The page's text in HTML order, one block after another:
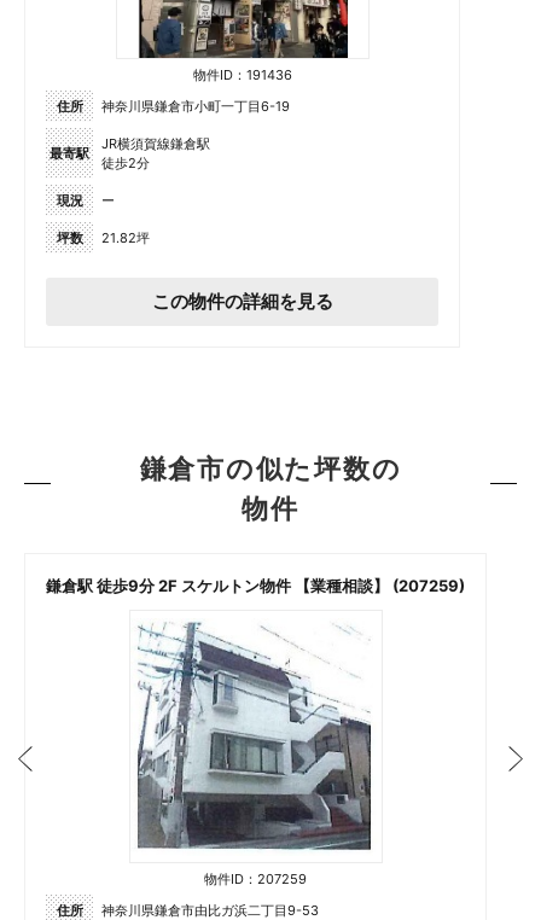
物件ID：191436
住所
神奈川県鎌倉市小町一丁目6-19
最寄駅
JR横須賀線鎌倉駅
徒歩2分
現況 ー
坪数 21.82坪
この物件の詳細を見る
鎌倉市の似た坪数の
物件
鎌倉駅 徒歩9分 2F スケルトン物件 【業種相談】 (207259)
物件ID：207259
住所
神奈川県鎌倉市由比ガ浜二丁目9-53